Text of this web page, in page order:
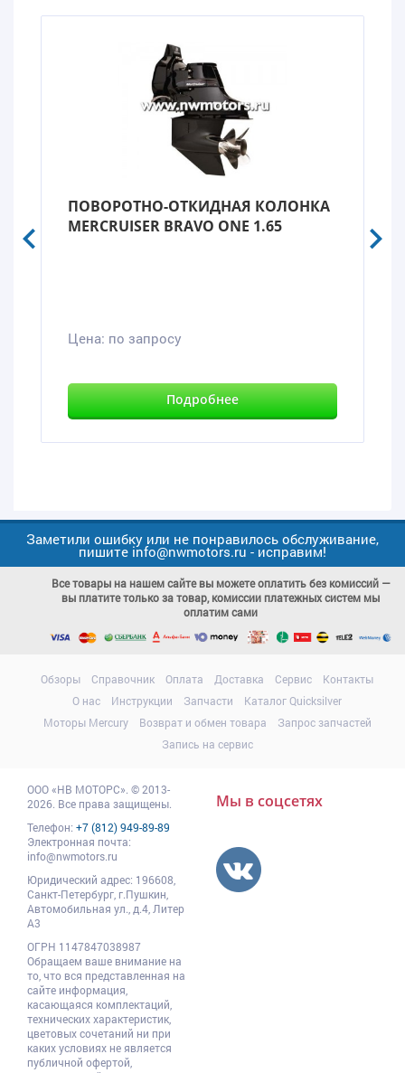
ПОВОРОТНО-ОТКИДНАЯ КОЛОНКА
MERCRUISER BRAVO ONE 1.65
Цена: по запросу
Подробнее
Заметили ошибку или не понравилось обслуживание,
пишите info@nwmotors.ru - исправим!
Все товары на нашем сайте вы можете оплатить без комиссий —
вы платите только за товар, комиссии платежных систем мы
оплатим сами
Обзоры Справочник Оплата Доставка Сервис
Контакты
О нас
Инструкции Запчасти
Каталог Quicksilver
Моторы Mercury
Возврат и обмен товара
Запрос запчастей
Запись на сервис
ООО«НВ МОТОРС» © 2013-
2026. Все права защищены.
Телефон: +7 (812) 949-89-89
Электронная почта:
info@nwmotors.ru
Юридический адрес: 196608
Санкт-Петербург, г.Пушкин
Автомобильная ул., д.4, Литер
А3
ОГРН 1147847038987
Обращаем ваше внимание на
то, что вся представленная на
сайте информация,
касающаяся комплектаций,
технических характеристик,
цветовых сочетаний ни при
каких условиях не является
публичной офертой,
Мы в соцсетях